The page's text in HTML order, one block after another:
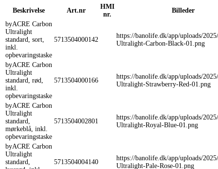
Beskrivelse
Art.nr
HMI
nr.
Billeder
byACRE Carbon
Ultralight
standard, sort,
inkl.
opbevaringstaske
5713504000142
https://banolife.dk/app/uploads/
Ultralight-Carbon-Black-01.png
byACRE Carbon
Ultralight
standard, rød,
inkl.
opbevaringstaske
5713504000166
https://banolife.dk/app/uploads/
Ultralight-Strawberry-Red-01.png
byACRE Carbon
Ultralight
standard,
mørkeblå, inkl.
opbevaringstaske
5713504002801
https://banolife.dk/app/uploads/
Ultralight-Royal-Blue-01.png
byACRE Carbon
Ultralight
standard,
5713504004140
https://banolife.dk/app/uploads/
Ultralight-Pale-Rose-01.png